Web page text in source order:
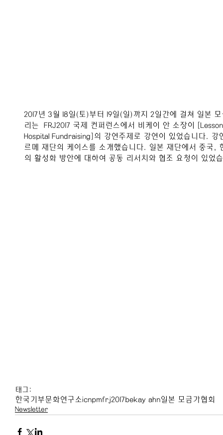
2017년 3월 18일(토)부터 19일(일)까지 2일간에 걸쳐 일본
리는  FRJ2017 국제 컨퍼런스에서 비케이 안 소장이
Hospital Fundraising]의 강연주제로 강연이 있었습니다. 강
르메 재단의 케이스를 소개했습니다. 일본 재단에서 중국,
의 활성화 방안에 대하여 공동 리서치와 협조 요청이 있었
태그:
한국기부문화연구소icnpmfrj2017bekay ahn일본 모금가협회
Newsletter